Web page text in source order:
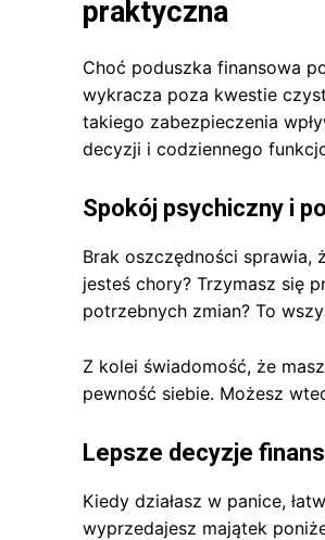
praktyczna
Choć poduszka finansowa
wykracza poza kwestie
takiego zabezpieczenia
decyzji i codziennego
Spokój psychiczny i
Brak oszczędności sprawia,
jesteś chory? Trzymasz się
potrzebnych zmian? To
Z kolei świadomość, że
pewność siebie. Możesz
Lepsze decyzje
Kiedy działasz w panice,
wyprzedajesz majątek